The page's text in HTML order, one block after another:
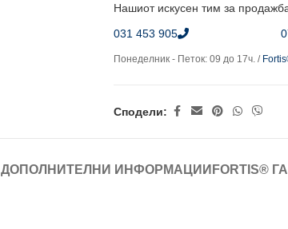
Нашиот искусен тим за
031 453 905
Понеделник - Петок: 09 до 17ч. /
Сподели:
ДОПОЛНИТЕЛНИ ИНФОРМАЦИИ FORTIS®